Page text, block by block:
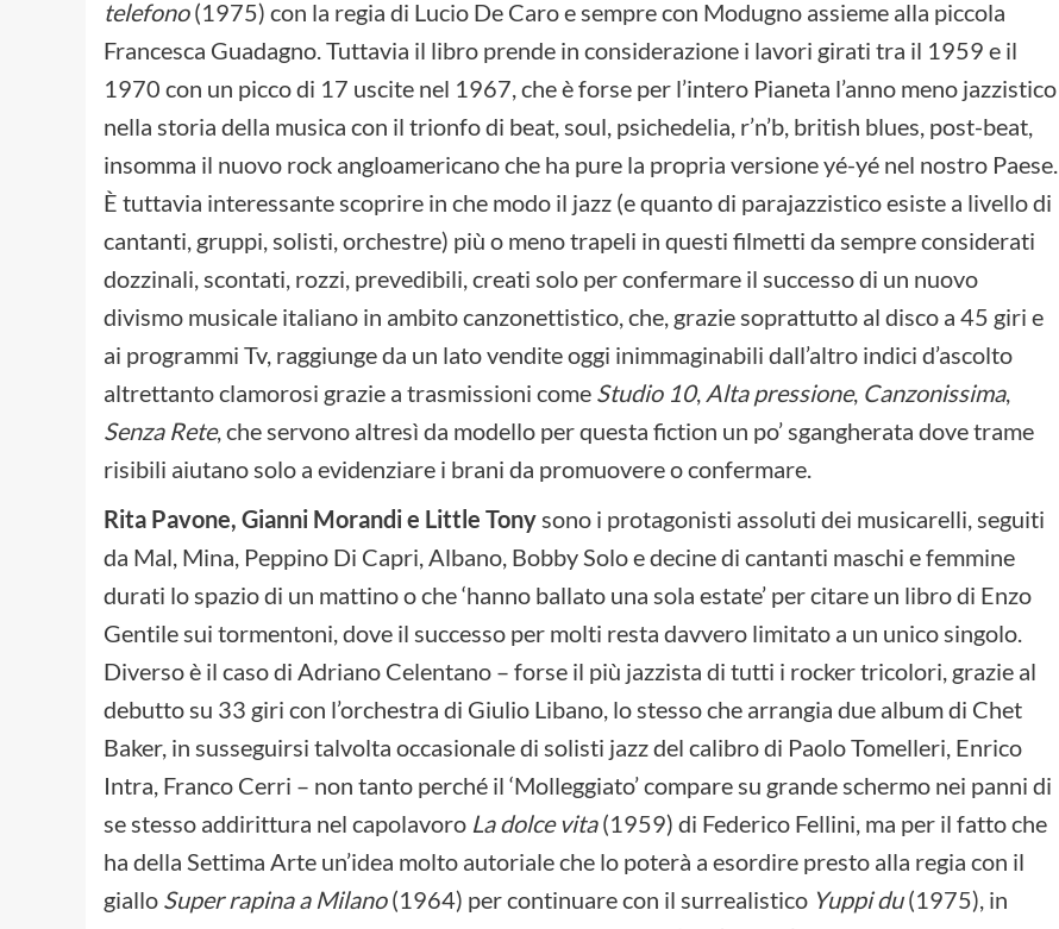
telefono(1975) con la regia di Lucio De Caro e sempre con Modugno assieme alla piccola
Francesca Guadagno. Tuttavia il libro prende in considerazione i lavori girati tra il 1959 e il
1970 con un picco di 17 uscite nel 1967, che è forse per l’intero Pianeta l’anno meno jazzistico
nella storia della musica con il trionfo di beat, soul, psichedelia, r’n’b, british blues, post-beat,
insomma il nuovo rock angloamericano che ha pure la propria versione yé-yé nel nostro Paese.
È tuttavia interessante scoprire in che modo il jazz (e quanto di parajazzistico esiste a livello di
cantanti, gruppi, solisti, orchestre) più o meno trapeli in questi filmetti da sempre considerati
dozzinali, scontati, rozzi, prevedibili, creati solo per confermare il successo di un nuovo
divismo musicale italiano in ambito canzonettistico, che, grazie soprattutto al disco a 45 giri e
ai programmi Tv, raggiunge da un lato vendite oggi inimmaginabili dall’altro indici d’ascolto
altrettanto clamorosi grazie a trasmissioni come Studio 10, Alta pressione, Canzonissima,
Senza Rete, che servono altresì da modello per questa fiction un po’ sgangherata dove trame
risibili aiutano solo a evidenziare i brani da promuovere o confermare.
Rita Pavone, Gianni Morandi e Little Tonysono i protagonisti assoluti dei musicarelli, seguiti
da Mal, Mina, Peppino Di Capri, Albano, Bobby Solo e decine di cantanti maschi e femmine
durati lo spazio di un mattino o che ‘hanno ballato una sola estate’ per citare un libro di Enzo
Gentile sui tormentoni, dove il successo per molti resta davvero limitato a un unico singolo.
Diverso è il caso di Adriano Celentano – forse il più jazzista di tutti i rocker tricolori, grazie al
debutto su 33 giri con l’orchestra di Giulio Libano, lo stesso che arrangia due album di Chet
Baker, in susseguirsi talvolta occasionale di solisti jazz del calibro di Paolo Tomelleri, Enrico
Intra, Franco Cerri – non tanto perché il ‘Molleggiato’ compare su grande schermo nei panni di
se stesso addirittura nel capolavoro La dolce vita(1959) di Federico Fellini, ma per il fatto che
ha della Settima Arte un’idea molto autoriale che lo poterà a esordire presto alla regia con il
giallo Super rapina a Milano(1964) per continuare con il surrealistico Yuppi du(1975), in